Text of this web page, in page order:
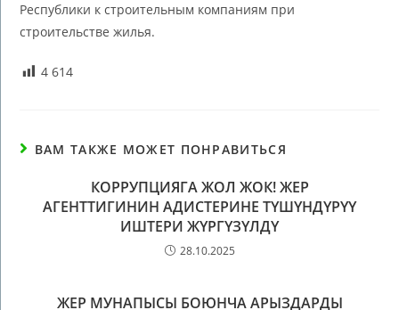
Республики к строительным компаниям при
строительстве жилья.
4 614
ВАМ ТАКЖЕ МОЖЕТ ПОНРАВИТЬСЯ
КОРРУПЦИЯГА ЖОЛ ЖОК! ЖЕР
АГЕНТТИГИНИН АДИСТЕРИНЕ ТҮШҮНДҮРҮҮ
ИШТЕРИ ЖҮРГҮЗҮЛДҮ
28.10.2025
ЖЕР МУНАПЫСЫ БОЮНЧА АРЫЗДАРДЫ